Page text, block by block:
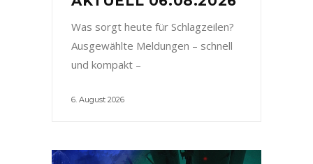
Was sorgt heute für Schlagzeilen?
Ausgewählte Meldungen – schnell
und kompakt –
6. August 2026